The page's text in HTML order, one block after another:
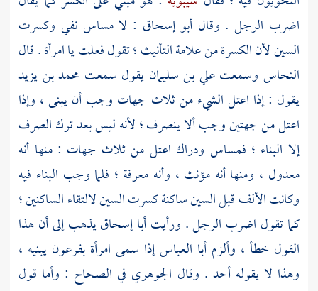
اضرب الرجل . وقال أبو إسحاق : لا مساس نفي وكسرت
السين لأن الكسرة من علامة التأنيث ؛ تقول فعلت يا امرأة . قال
النحاس وسمعتعلي بن سليمان يقول سمعت محمد بن يزيد
يقول : إذا اعتل الشيء من ثلاث جهات وجب أن يبنى ، وإذا
اعتل من جهتين وجب ألا ينصرف ؛ لأنه ليس بعد ترك الصرف
إلا البناء ؛ فمساس ودراك اعتل من ثلاث جهات : منها أنه
معدول ، ومنها أنه مؤنث ، وأنه معرفة ؛ فلما وجب البناء فيه
وكانت الألف قبل السين ساكنة كسرت السين لالتقاء الساكنين ؛
كما تقول اضرب الرجل . ورأيتأبا إسحاقيذهب إلى أن هذا
القول خطأ ، وألزمأبا العباسإذا سمى امرأة بفرعون يبنيه ،
وهذا لا يقوله أحد . وقال الجوهري في الصحاح : وأما قول